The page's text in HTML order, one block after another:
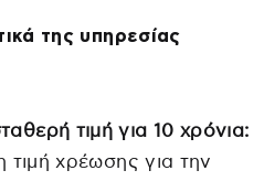
της υπηρεσίας
τιμή για 10 χρόνια:
χρέωσης για την